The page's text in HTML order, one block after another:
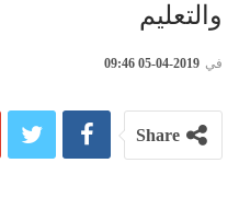
والتعليم
في 2019-04-05 09:46
Share